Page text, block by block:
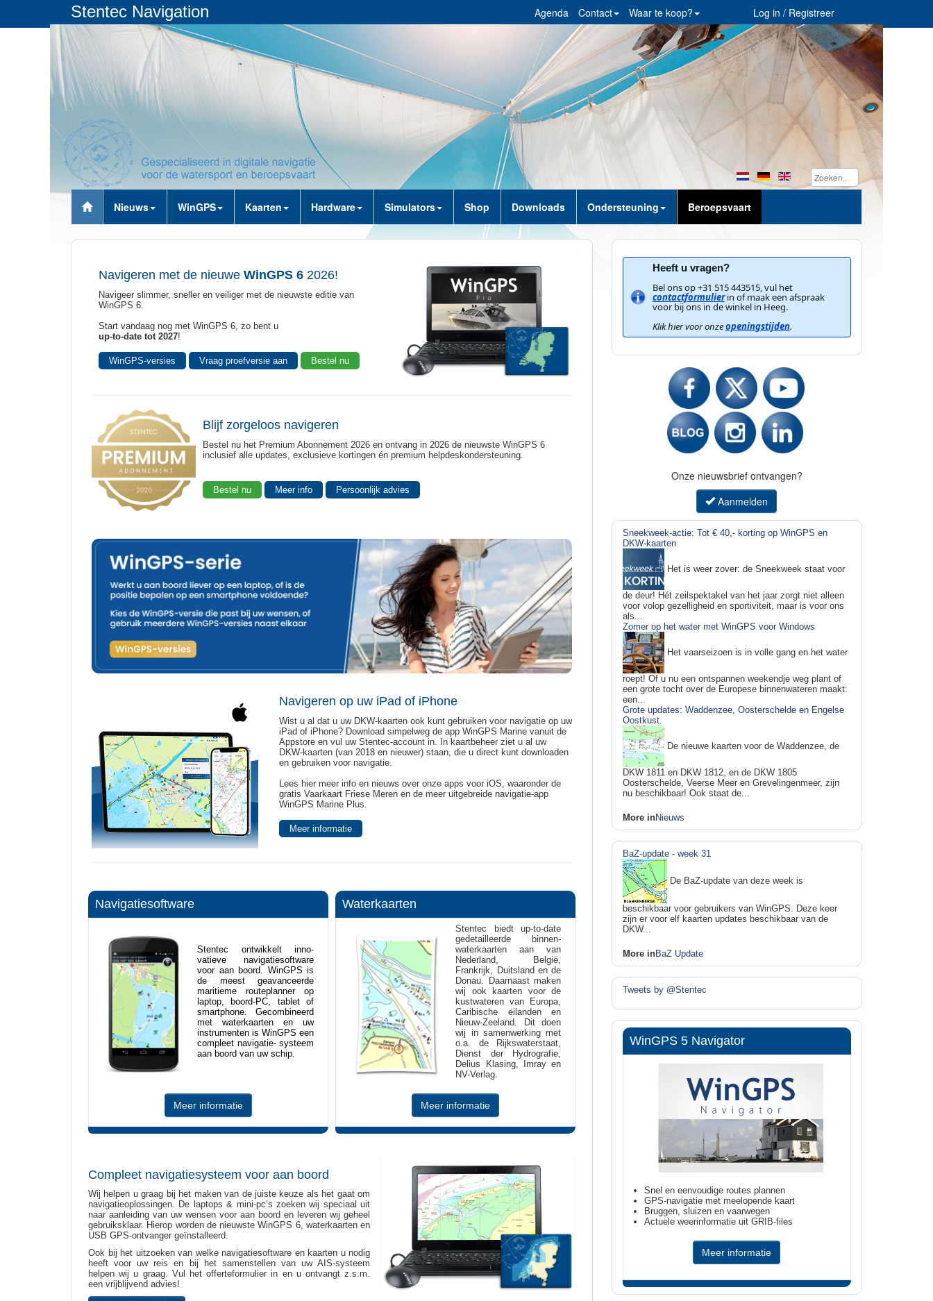
Stentec Navigation Log in / Registreer
Waar te koop?
Contact
Agenda
Nieuws WinGPS Kaarten Hardware Simulators Shop Downloads Ondersteuning Beroepsvaart
Navigeren met de nieuwe WinGPS 6 2026!
Navigeer slimmer, sneller en veiliger met de nieuwste editie van
WinGPS 6.
Start vandaag nog met WinGPS 6, zo bent u
up-to-date tot 2027!
WinGPS-versies Vraag proefversie aan Bestel nu
Blijf zorgeloos navigeren
Bestel nu het Premium Abonnement 2026 en ontvang in 2026 de nieuwste WinGPS 6
inclusief alle updates, exclusieve kortingen én premium helpdeskondersteuning.
Bestel nu Meer info Persoonlijk advies
Navigeren op uw iPad of iPhone
Wist u al dat u uw DKW-kaarten ook kunt gebruiken voor navigatie op uw
iPad of iPhone? Download simpelweg de app WinGPS Marine vanuit de
Appstore en vul uw Stentec-account in. In kaartbeheer ziet u al uw
DKW-kaarten (van 2018 en nieuwer) staan, die u direct kunt downloaden
en gebruiken voor navigatie.
Lees hier meer info en nieuws over onze apps voor iOS, waaronder de
gratis Vaarkaart Friese Meren en de meer uitgebreide navigatie-app
WinGPS Marine Plus.
Meer informatie
Navigatiesoftware
Stentec ontwikkelt inno-
vatieve navigatiesoftware
voor aan boord. WinGPS is
de meest geavanceerde
maritieme routeplanner op
laptop, boord-PC, tablet of
smartphone. Gecombineerd
met waterkaarten en uw
instrumenten is WinGPS een
compleet navigatie- systeem
aan boord van uw schip.
Meer informatie
Waterkaarten
Stentec biedt up-to-date
gedetailleerde binnen-
waterkaarten aan van
Nederland, België,
Frankrijk, Duitsland en de
Donau. Daarnaast maken
wij ook kaarten voor de
kustwateren van Europa,
Caribische eilanden en
Nieuw-Zeeland. Dit doen
wij in samenwerking met
o.a. de Rijkswaterstaat,
Dienst der Hydrografie,
Delius Klasing, Imray en
NV-Verlag.
Meer informatie
Compleet navigatiesysteem voor aan boord
Wij helpen u graag bij het maken van de juiste keuze als het gaat om
navigatieoplossingen. De laptops & mini-pc’s zoeken wij speciaal uit
naar aanleiding van uw wensen voor aan boord en leveren wij geheel
gebruiksklaar. Hierop worden de nieuwste WinGPS 6, waterkaarten en
USB GPS-ontvanger geïnstalleerd.
Ook bij het uitzoeken van welke navigatiesoftware en kaarten u nodig
heeft voor uw reis en bij het samenstellen van uw AIS-systeem
helpen wij u graag. Vul het offerteformulier in en u ontvangt z.s.m.
een vrijblijvend advies!
Heeft u vragen?
Bel ons op +31 515 443515, vul het
contactformulier in of maak een afspraak
voor bij ons in de winkel in Heeg.
Klik hier voor onze openingstijden.
Onze nieuwsbrief ontvangen?
Aanmelden
Sneekweek-actie: Tot € 40,- korting op WinGPS en
DKW-kaarten
Het is weer zover: de Sneekweek staat voor
de deur! Hét zeilspektakel van het jaar zorgt niet alleen
voor volop gezelligheid en sportiviteit, maar is voor ons
als...
Zomer op het water met WinGPS voor Windows
Het vaarseizoen is in volle gang en het water
roept! Of u nu een ontspannen weekendje weg plant of
een grote tocht over de Europese binnenwateren maakt:
een...
Grote updates: Waddenzee, Oosterschelde en Engelse
Oostkust.
De nieuwe kaarten voor de Waddenzee, de
DKW 1811 en DKW 1812, en de DKW 1805
Oosterschelde, Veerse Meer en Grevelingenmeer, zijn
nu beschikbaar! Ook staat de...
More inNieuws
BaZ-update - week 31
De BaZ-update van deze week is
beschikbaar voor gebruikers van WinGPS. Deze keer
zijn er voor elf kaarten updates beschikbaar van de
DKW...
More inBaZ Update
Tweets by @Stentec
DKW Vaarkaart Nederland
Met o.a.
Vaarkaart Friese Meren
Vaarkaart Amsterdam
Vaarkaart Biesbosch
Meer informatie